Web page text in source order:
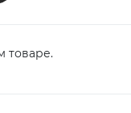
товаре.